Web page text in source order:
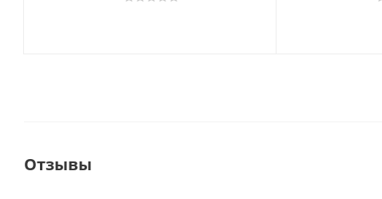
Отзывы